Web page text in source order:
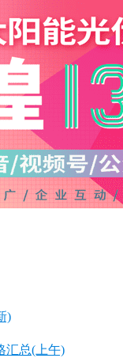
汇总(上午)